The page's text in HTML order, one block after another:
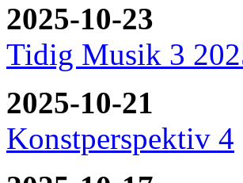
2025-10-23
Tidig Musik 3
2025-10-21
Konstperspektiv 4